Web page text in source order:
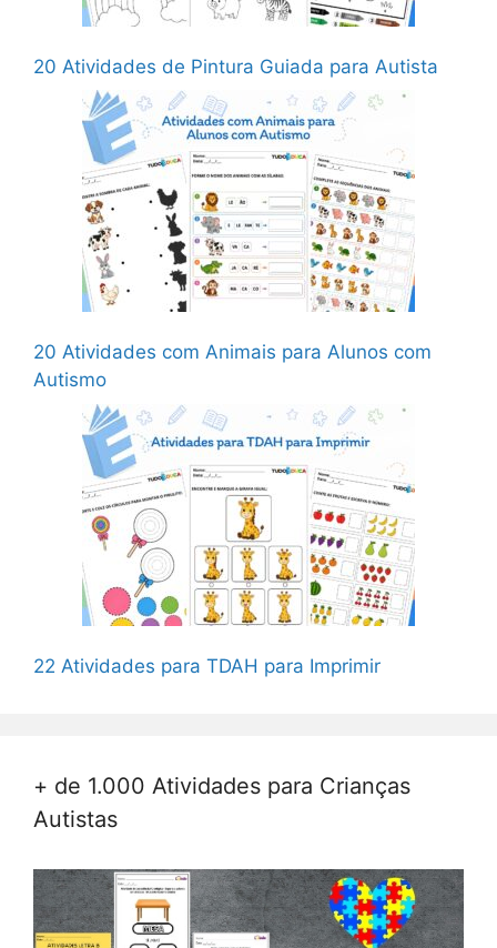
20 Atividades de Pintura Guiada para Autista
20 Atividades com Animais para Alunos com
Autismo
22 Atividades para TDAH para Imprimir
+ de 1.000 Atividades para Crianças
Autistas